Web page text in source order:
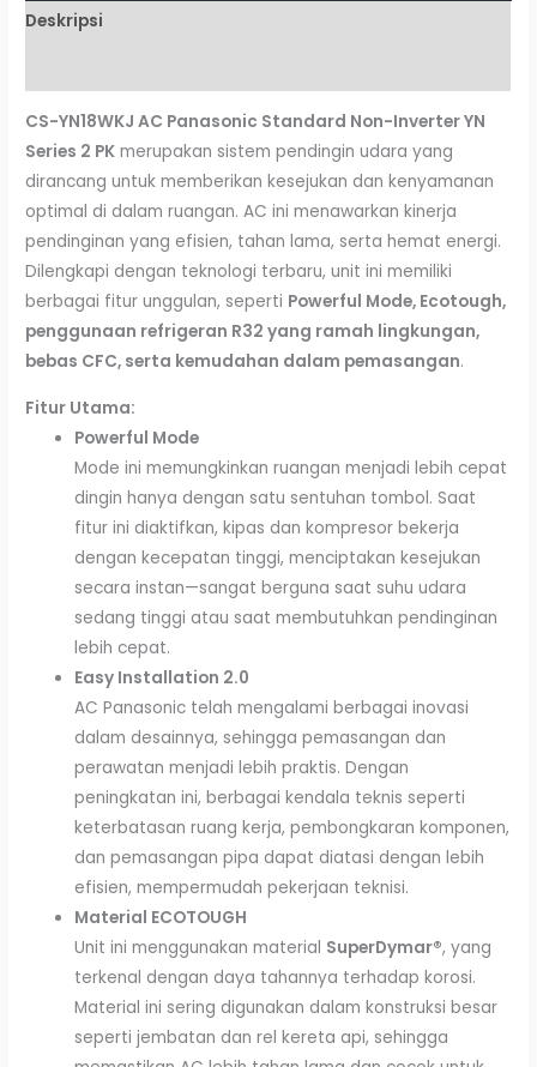
Deskripsi
CS-YN18WKJ AC Panasonic Standard Non-Inverter YN
Series 2 PK merupakan sistem pendingin udara yang
dirancang untuk memberikan kesejukan dan kenyamanan
optimal di dalam ruangan. AC ini menawarkan kinerja
pendinginan yang efisien, tahan lama, serta hemat energi.
Dilengkapi dengan teknologi terbaru, unit ini memiliki
berbagai fitur unggulan, seperti Powerful Mode, Ecotough,
penggunaan refrigeran R32 yang ramah lingkungan,
bebas CFC, serta kemudahan dalam pemasangan.
Fitur Utama:
Powerful Mode
Mode ini memungkinkan ruangan menjadi lebih cepat
dingin hanya dengan satu sentuhan tombol. Saat
fitur ini diaktifkan, kipas dan kompresor bekerja
dengan kecepatan tinggi, menciptakan kesejukan
secara instan—sangat berguna saat suhu udara
sedang tinggi atau saat membutuhkan pendinginan
lebih cepat.
Easy Installation 2.0
AC Panasonic telah mengalami berbagai inovasi
dalam desainnya, sehingga pemasangan dan
perawatan menjadi lebih praktis. Dengan
peningkatan ini, berbagai kendala teknis seperti
keterbatasan ruang kerja, pembongkaran komponen,
dan pemasangan pipa dapat diatasi dengan lebih
efisien, mempermudah pekerjaan teknisi.
Material ECOTOUGH
Unit ini menggunakan material SuperDymar®, yang
terkenal dengan daya tahannya terhadap korosi.
Material ini sering digunakan dalam konstruksi besar
seperti jembatan dan rel kereta api, sehingga